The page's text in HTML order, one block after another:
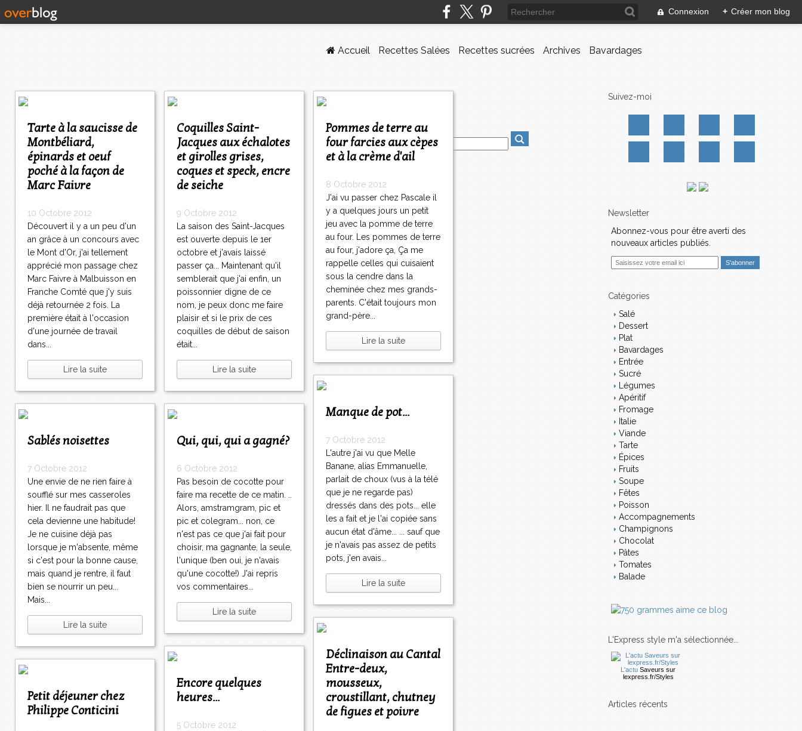
Connexion + Créer mon blog
Accueil Recettes Salées Recettes sucrées Archives Bavardages
Tarte à la saucisse de
Montbéliard,
épinards et oeuf
poché à la façon de
Marc Faivre
10 Octobre 2012
Découvert il y a un peu d'un
an grâce à un concours avec
le Mont d'Or, j'ai tellement
apprécié mon passage chez
Marc Faivre à Malbuisson en
Franche Comté que j'y suis
déjà retournée 2 fois. La
première était à l'occasion
d'une journée de travail
dans...
Lire la suite
Coquilles Saint-
Jacques aux échalotes
et girolles grises,
coques et speck, encre
de seiche
9 Octobre 2012
La saison des Saint-Jacques
est ouverte depuis le 1er
octobre et j'avais laissé
passer ça... Maintenant qu'il
semblerait que j'ai enfin, un
poissonnier digne de ce
nom, je peux donc me faire
plaisir et si le prix de ces
coquilles de début de saison
était...
Lire la suite
Pommes de terre au
four farcies aux cèpes
et à la crème d'ail
8 Octobre 2012
J'ai vu passer chez Pascale il
y a quelques jours un petit
jeu avec la pomme de terre
au four. Les pommes de terre
au four, j'adore ça, Ça me
rappelle celles qui cuisaient
sous la cendre dans la
cheminée chez mes grands-
parents. C'était toujours mon
grand-père...
Lire la suite
Manque de pot...
7 Octobre 2012
L'autre j'ai vu que Melle
Banane, alias Emmanuelle,
parlait de choux (vus à la télé
que je ne regarde pas)
dressés dans des pots... elle
les a fait et je l'ai copiée sans
aucun état d'âme... ... sauf que
je n'avais pas assez de petits
pots, j'en avais...
Lire la suite
Sablés noisettes
7 Octobre 2012
Une envie de ne rien faire à
soufflé sur mes casseroles
hier. Il ne faudrait pas que
cela devienne une habitude!
Je ne cuisine déjà pas
lorsque je m'absente, même
si c'est pour la bonne cause,
mais quand je rentre, il faut
bien se nourrir un peu...
Mais...
Lire la suite
Qui, qui, qui a gagné?
6 Octobre 2012
Pas besoin de cocotte pour
faire ma recette de ce matin. ..
Alors, amstramgram, pic et
pic et colegram... non, ce
n'est pas ce que j'ai fait pour
choisir, ma gagnante, la seule,
l'unique (ben oui, je n'avais
qu'une cocotte!) J'ai repris
vos commentaires...
Lire la suite
Déclinaison au Cantal
Entre-deux,
mousseux,
croustillant, chutney
de figues et poivre
Encore quelques
heures...
5 Octobre 2012
Petit déjeuner chez
Philippe Conticini
Suivez-moi
Newsletter
Abonnez-vous pour être averti des
nouveaux articles publiés.
i Catégories
Salé
Dessert
Plat
Bavardages
Entrée
Sucré
Légumes
Apéritif
Fromage
Italie
Viande
Tarte
Épices
Fruits
Soupe
Fêtes
Poisson
Accompagnements
Champignons
Chocolat
Pâtes
Tomates
Balade
L'Express style m'a sélectionnée...
L'actu Saveurs sur
lexpress.fr/Styles
articles récents
<
<